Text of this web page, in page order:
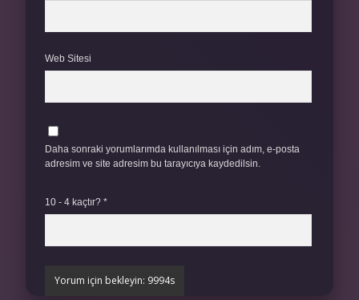
Web Sitesi
Daha sonraki yorumlarımda kullanılması için adım, e-posta
adresim ve site adresim bu tarayıcıya kaydedilsin.
10 - 4 kaçtır? *